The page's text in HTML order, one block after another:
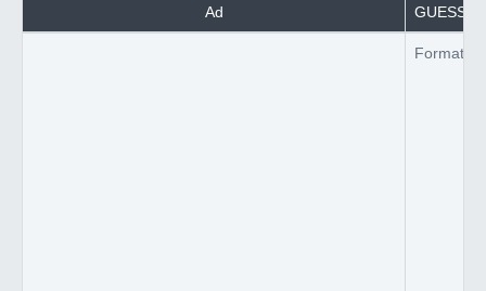
Ad GUESS
Formato